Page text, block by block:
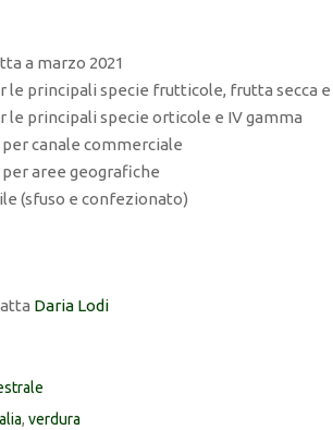
a marzo 2021
le principali specie frutticole, frutta secca e
le principali specie orticole e IV gamma
canale commerciale
aree geografiche
(sfuso e confezionato)
Daria Lodi
, verdura